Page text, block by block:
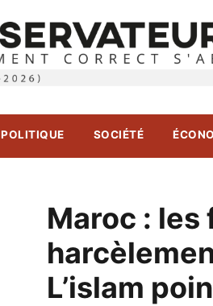
POLITIQUE SOCIÉTÉ
Maroc :
L’islam